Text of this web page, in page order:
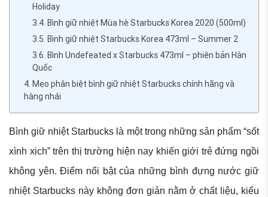
Holiday
3.4. Bình giữ nhiệt Mùa hè Starbucks Korea 2020 (500ml)
3.5. Bình giữ nhiệt Starbucks Korea 473ml – Summer 2
3.6. Bình Undefeated x Starbucks 473ml – phiên bản Hàn
Quốc
4. Mẹo phân biệt bình giữ nhiệt Starbucks chính hãng và
hàng nhái
Bình giữ nhiệt Starbucks là một trong những sản phẩm “sốt
xình xịch” trên thị trường hiện nay khiến giới trẻ đứng ngồi
không yên. Điểm nổi bật của những bình đựng nước giữ
nhiệt Starbucks này không đơn giản nằm ở chất liệu, kiểu